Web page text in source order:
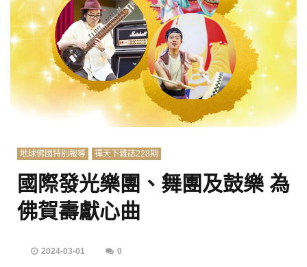
地球佛國特別報導 禪天下雜誌228期
國際發光樂團、舞團及鼓樂 為
佛賀壽獻心曲
2024-03-01 0